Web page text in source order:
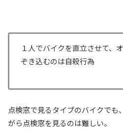
１人でバイクを直立させて、
ぞき込むのは自殺行為
点検窓で見るタイプのバイクでも
がら点検窓を見るのは難しい。